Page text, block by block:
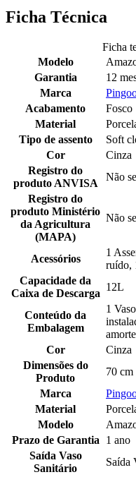
Ficha Técnica
Ficha
Modelo
Garantia
12
Marca
Acabamento
Fosco
Material
Tipo de assento
Soft
Cor
Cinza
Registro do
produto ANVISA
Não
Registro do
produto Ministério
da Agricultura
(MAPA)
Não
Acessórios
1
ruído,
Capacidade da
Caixa de Descarga
12L
Conteúdo da
Embalagem
1
Cor
Cinza
Dimensões do
Produto
70
Marca
Material
Modelo
Prazo de Garantia
1 ano
Saída Vaso
Sanitário
Saída